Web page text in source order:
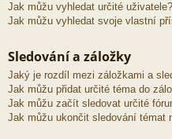
Jak můžu vyhledat určité uživatele?
Jak můžu vyhledat svoje vlastní
Sledování a záložky
Jaký je rozdíl mezi záložkami a
Jak můžu přidat určité téma do
Jak můžu začít sledovat určité
Jak můžu ukončit sledování témat